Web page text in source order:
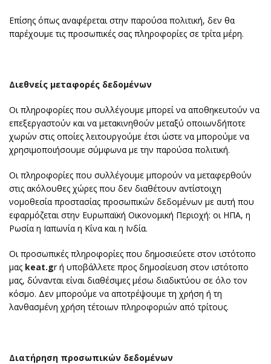
Επίσης όπως αναφέρεται στην παρούσα πολιτική, δεν θα
παρέχουμε τις προσωπικές σας πληροφορίες σε τρίτα μέρη.
Διεθνείς μεταφορές δεδομένων
Οι πληροφορίες που συλλέγουμε μπορεί να αποθηκευτούν να
επεξεργαστούν και να μετακινηθούν μεταξύ οποιωνδήποτε
χωρών στις οποίες λειτουργούμε έτσι ώστε να μπορούμε να
χρησιμοποιήσουμε σύμφωνα με την παρούσα πολιτική.
Οι πληροφορίες που συλλέγουμε μπορούν να μεταφερθούν
στις ακόλουθες χώρες που δεν διαθέτουν αντίστοιχη
νομοθεσία προστασίας προσωπικών δεδομένων με αυτή που
εφαρμόζεται στην Ευρωπαϊκή Οικονομική Περιοχή: οι ΗΠΑ, η
Ρωσία η Ιαπωνία η Κίνα και η Ινδία.
Οι προσωπικές πληροφορίες που δημοσιεύετε στον ιστότοπο
μας keat.gr ή υποβάλλετε προς δημοσίευση στον ιστότοπο
μας, δύνανται είναι διαθέσιμες μέσω διαδικτύου σε όλο τον
κόσμο. Δεν μπορούμε να αποτρέψουμε τη χρήση ή τη
λανθασμένη χρήση τέτοιων πληροφοριών από τρίτους.
Διατήρηση προσωπικών δεδομένων